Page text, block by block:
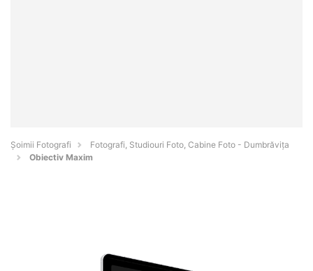
Șoimii Fotografi
Fotografi, Studiouri Foto, Cabine Foto - Dumbrăviţa
Obiectiv Maxim